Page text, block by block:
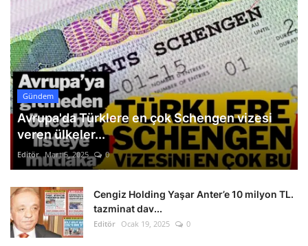
Gündem
Avrupa'da Türklere en çok Schengen vizesi
veren ülkeler...
Editör Mart 5, 2025 0
Cengiz Holding Yaşar Anter’e 10 milyon TL.
tazminat dav...
Editör Ocak 19, 2025 0